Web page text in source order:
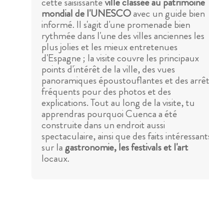
mondial de l'UNESCOavec un guide bien
informé. Il s'agit d'une promenade bien
rythmée dans l'une des villes anciennes les
plus jolies et les mieux entretenues
d'Espagne ; la visite couvre les principaux
points d'intérêt de la ville, des vues
panoramiques époustouflantes et des
fréquents pour des photos et des
explications. Tout au long de la visite, tu
apprendras pourquoi Cuenca a été
construite dans un endroit aussi
spectaculaire, ainsi que des faits
sur lagastronomie, les festivals et l'art
locaux.